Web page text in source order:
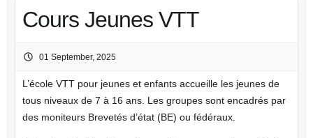
Cours Jeunes VTT
01 September, 2025
L’école VTT pour jeunes et enfants accueille les jeunes de
tous niveaux de 7 à 16 ans. Les groupes sont encadrés par
des moniteurs Brevetés d’état (BE) ou fédéraux.